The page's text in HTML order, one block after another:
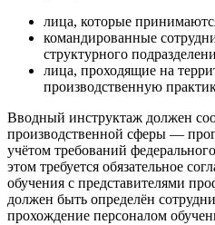
лица, которые
командированные
структурного
лица, проходящие на
производственную
Вводный инструктаж должен
производственной сферы —
учётом требований
этом требуется обязательное
обучения с представителями
должен быть определён
прохождение персоналом